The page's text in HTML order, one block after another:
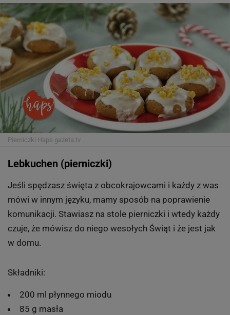
Pierniczki Haps gazeta.tv
Lebkuchen (pierniczki)
Jeśli spędzasz święta z obcokrajowcami i każdy z was
mówi w innym języku, mamy sposób na poprawienie
komunikacji. Stawiasz na stole pierniczki i wtedy każdy
czuje, że mówisz do niego wesołych Świąt i że jest jak
w domu.
Składniki:
200 ml płynnego miodu
85 g masła